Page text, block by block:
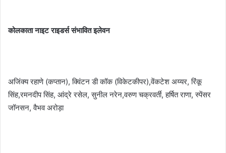
कोलकाता नाइट राइडर्स संभावित इलेवन
अजिंक्य रहाणे (कप्तान), क्विंटन डी कॉक (विकेटकीपर),वेंकटेश अय्यर, रिंकू
सिंह,रमनदीप सिंह, आंद्रे रसेल, सुनील नरेन,वरुण चक्रवर्ती, हर्षित राणा, स्पेंसर
जॉनसन, वैभव अरोड़ा